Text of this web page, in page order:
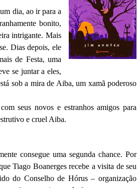
dia, ao ir para a
bonito,
intrigante. Mais
Dias depois, ele
de Festa, uma
se juntar a eles,
sob a mira de Aiba, um xamã poderoso
seus novos e estranhos amigos para
e cruel Aiba.
consegue uma segunda chance. Por
Tiago Boanerges recebe a visita de seu
do Conselho de Hórus – organização